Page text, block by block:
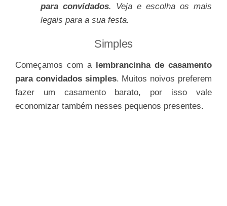
para convidados. Veja e escolha os mais
legais para a sua festa.
Simples
Começamos com a lembrancinha de casamento
para convidados simples. Muitos noivos preferem
fazer um casamento barato, por isso vale
economizar também nesses pequenos presentes.